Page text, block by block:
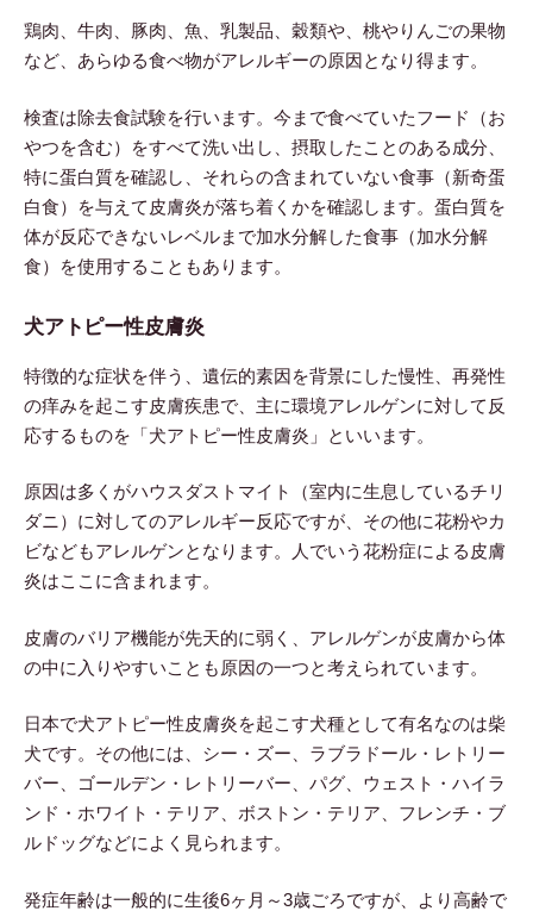
鶏肉、牛肉、豚肉、魚、乳製品、穀類や、桃やりんごの果物
など、あらゆる食べ物がアレルギーの原因となり得ます。
検査は除去食試験を行います。今まで食べていたフード（お
やつを含む）をすべて洗い出し、摂取したことのある成分、
特に蛋白質を確認し、それらの含まれていない食事（新奇蛋
白食）を与えて皮膚炎が落ち着くかを確認します。蛋白質を
体が反応できないレベルまで加水分解した食事（加水分解
食）を使用することもあります。
犬アトピー性皮膚炎
特徴的な症状を伴う、遺伝的素因を背景にした慢性、再発性
の痒みを起こす皮膚疾患で、主に環境アレルゲンに対して反
応するものを「犬アトピー性皮膚炎」といいます。
原因は多くがハウスダストマイト（室内に生息しているチリ
ダニ）に対してのアレルギー反応ですが、その他に花粉やカ
ビなどもアレルゲンとなります。人でいう花粉症による皮膚
炎はここに含まれます。
皮膚のバリア機能が先天的に弱く、アレルゲンが皮膚から体
の中に入りやすいことも原因の一つと考えられています。
日本で犬アトピー性皮膚炎を起こす犬種として有名なのは柴
犬です。その他には、シー・ズー、ラブラドール・レトリー
バー、ゴールデン・レトリーバー、パグ、ウェスト・ハイラ
ンド・ホワイト・テリア、ボストン・テリア、フレンチ・ブ
ルドッグなどによく見られます。
発症年齢は一般的に生後6ヶ月～3歳ごろですが、より高齢で